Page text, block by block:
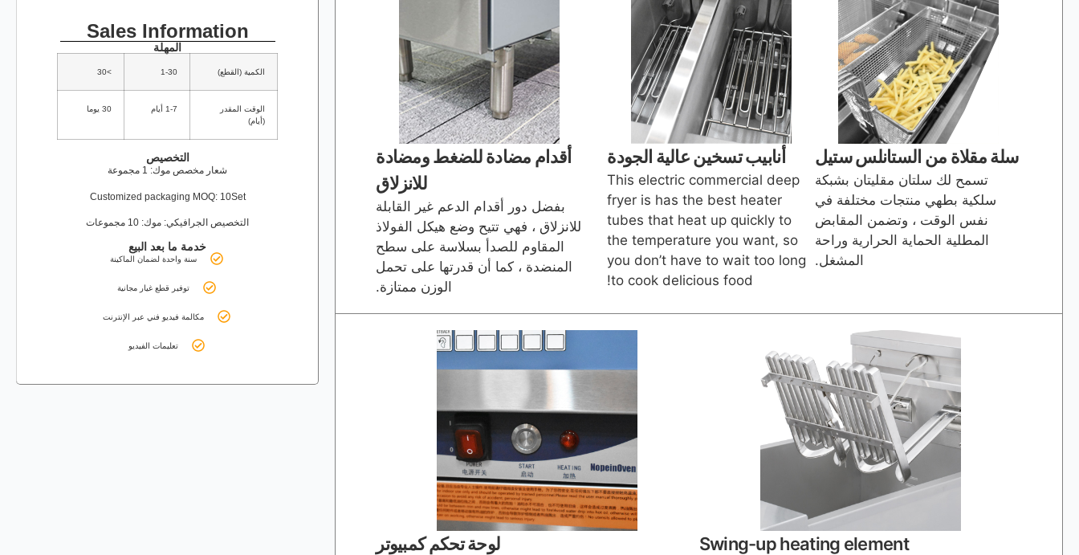
سلة مقلاة من الستانلس ستيل
تسمح لك سلتان مقليتان بشبكة
سلكية بطهي منتجات مختلفة في
نفس الوقت ، وتضمن المقابض
المطلية الحماية الحرارية وراحة
المشغل.
أنابيب تسخين عالية الجودة
This electric commercial deep
fryer is has the best heater
tubes that heat up quickly to
the temperature you want, so
you don’t have to wait too long
to cook delicious food!
أقدام مضادة للضغط ومضادة
للانزلاق
بفضل دور أقدام الدعم غير القابلة
للانزلاق ، فهي تتيح وضع هيكل الفولاذ
المقاوم للصدأ بسلاسة على سطح
المنضدة ، كما أن قدرتها على تحمل
الوزن ممتازة.
Swing-up heating element لوحة تحكم كمبيوتر
Sales Information
المهلة
الكمية (القطع) 1-30
>30
الوقت المقدر
(أيام)
1-7 أيام 30 يوما
التخصيص
شعار مخصص موك: 1 مجموعة
Customized packaging MOQ: 10Set
التخصيص الجرافيكي: موك: 10 مجموعات
خدمة ما بعد البيع
سنة واحدة لضمان الماكينة
توفير قطع غيار مجانية
مكالمة فيديو فني عبر الإنترنت
تعليمات الفيديو